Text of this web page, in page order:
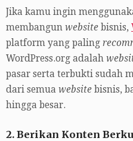
Jika kamu ingin
membangun website bisnis,
platform yang paling
WordPress.org adalah
pasar serta terbukti sudah
dari semua website bisnis,
hingga besar.
2. Berikan Konten